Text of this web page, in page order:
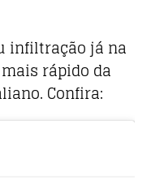
infiltração já na
rápido da
Confira: